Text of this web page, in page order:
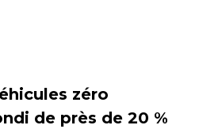
zéro
de près de 20 %